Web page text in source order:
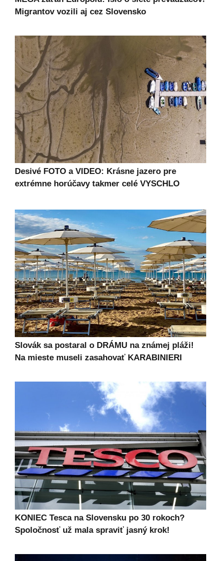
Migrantov vozili aj cez Slovensko
Desivé FOTO a VIDEO: Krásne jazero pre
extrémne horúčavy takmer celé VYSCHLO
Slovák sa postaral o DRÁMU na známej pláži!
Na mieste museli zasahovať KARABINIERI
KONIEC Tesca na Slovensku po 30 rokoch?
Spoločnosť už mala spraviť jasný krok!